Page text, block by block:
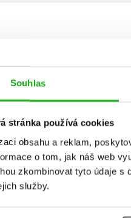
Souhlas
stránka používá cookies
obsahu a reklam,
o tom, jak náš web
zkombinovat tyto údaje
služby.